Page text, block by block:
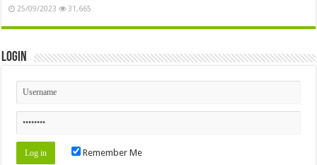
25/09/2023 31,665
Login
Remember Me